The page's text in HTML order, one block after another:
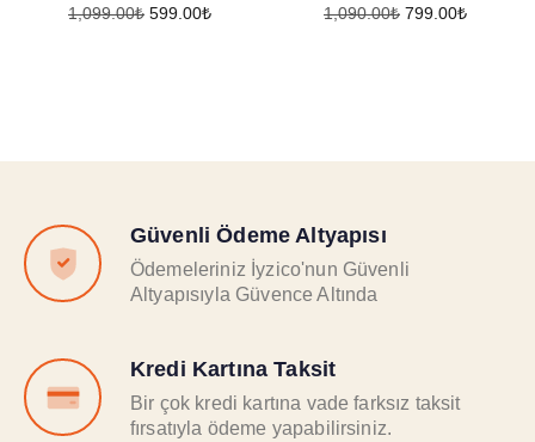
1,099.00₺ 599.00₺ 1,090.00₺ 799.00₺
Güvenli Ödeme Altyapısı
Ödemeleriniz İyzico'nun Güvenli
Altyapısıyla Güvence Altında
Kredi Kartına Taksit
Bir çok kredi kartına vade farksız taksit
fırsatıyla ödeme yapabilirsiniz.